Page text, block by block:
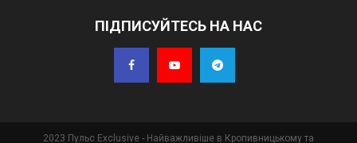
ПІДПИСУЙТЕСЬ НА НАС
2023 Пульс Exclusive - Найважливіше в Кропивницькому та